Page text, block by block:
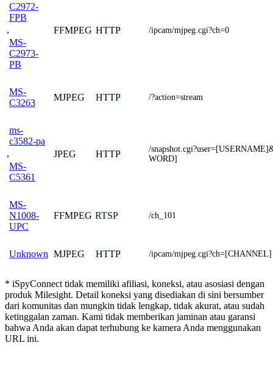
C2972-
FPB
,
MS-
C2973-
PB
FFMPEG HTTP /ipcam/mjpeg.cgi?ch=0
MS-
C3263
MJPEG HTTP /?action=stream
ms-
c3582-pa
,
MS-
C5361
JPEG HTTP
/
WORD]
MS-
N1008-
UPC
FFMPEG RTSP /ch_101
Unknown MJPEG HTTP /ipcam/mjpeg.cgi?ch=[CHANNEL]
* iSpyConnect tidak memiliki afiliasi, koneksi, atau asosiasi dengan
produk Milesight. Detail koneksi yang disediakan di sini bersumber
dari komunitas dan mungkin tidak lengkap, tidak akurat, atau sudah
ketinggalan zaman. Kami tidak memberikan jaminan atau garansi
bahwa Anda akan dapat terhubung ke kamera Anda menggunakan
URL ini.